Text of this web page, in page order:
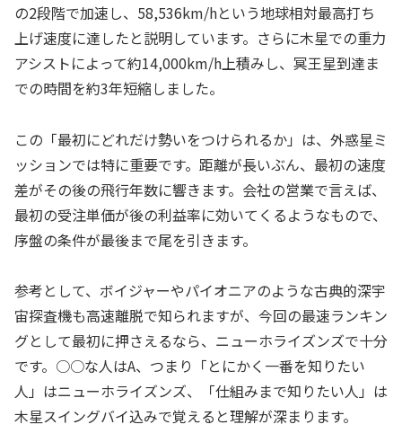
の2段階で加速し、58,536km/hという地球相対最高打ち
上げ速度に達したと説明しています。さらに木星での重力
アシストによって約14,000km/h上積みし、冥王星到達ま
での時間を約3年短縮しました。
この「最初にどれだけ勢いをつけられるか」は、外惑星ミ
ッションでは特に重要です。距離が長いぶん、最初の速度
差がその後の飛行年数に響きます。会社の営業で言えば、
最初の受注単価が後の利益率に効いてくるようなもので、
序盤の条件が最後まで尾を引きます。
参考として、ボイジャーやパイオニアのような古典的深宇
宙探査機も高速離脱で知られますが、今回の最速ランキン
グとして最初に押さえるなら、ニューホライズンズで十分
です。○○な人はA、つまり「とにかく一番を知りたい
人」はニューホライズンズ、「仕組みまで知りたい人」は
木星スイングバイ込みで覚えると理解が深まります。